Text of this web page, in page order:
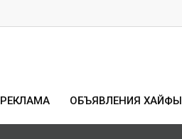
РЕКЛАМА ОБЪЯВЛЕНИЯ ХАЙФЫ